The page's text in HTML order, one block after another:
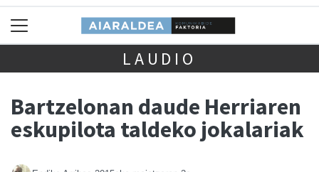
LAUDIO
Bartzelonan daude Herriaren
eskupilota taldeko jokalariak